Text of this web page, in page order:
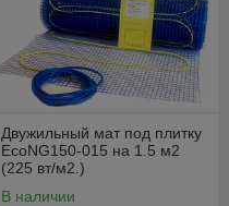
Двужильный мат под плитку
EcoNG150-015 на 1.5 м2
(225 вт/м2.)
В наличии